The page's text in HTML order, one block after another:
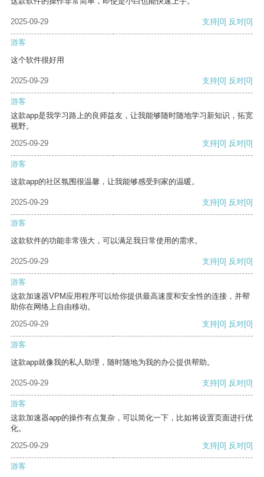
2025-09-29 支持[0] 反对[0]
游客
这个软件很好用
2025-09-29 支持[0] 反对[0]
游客
这款app是我学习路上的良师益友，让我能够随时随地学习新知识，拓宽
视野。
2025-09-29
支持[0] 反对[0]
游客
这款app的社区氛围很温馨，让我能够感受到家的温暖。
2025-09-29 支持[0] 反对[0]
游客
这款软件的功能非常强大，可以满足我日常使用的需求。
2025-09-29 支持[0] 反对[0]
游客
这款加速器VPM应用程序可以给你提供最高速度和安全性的连接，并帮
助你在网络上自由移动。
2025-09-29
支持[0] 反对[0]
游客
这款app就像我的私人助理，随时随地为我的办公提供帮助。
2025-09-29 支持[0] 反对[0]
游客
这款加速器app的操作有点复杂，可以简化一下，比如将设置页面进行优
化。
2025-09-29
支持[0] 反对[0]
游客